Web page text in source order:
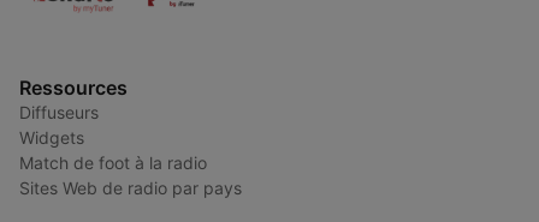
Ressources
Diffuseurs
Widgets
Match de foot à la radio
Sites Web de radio par pays